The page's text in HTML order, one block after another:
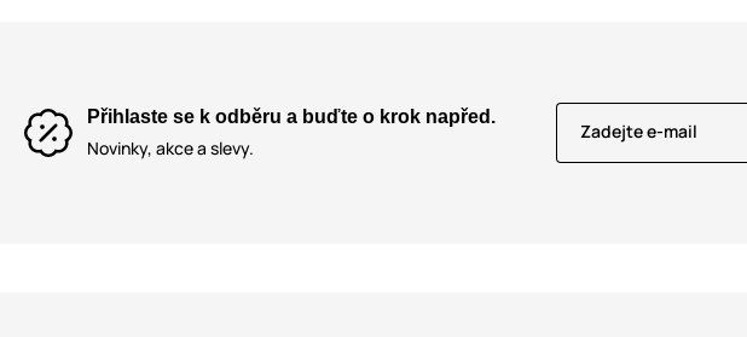
Přihlaste se k odběru a buďte o krok napřed.
Novinky, akce a slevy.
Zadejte e-mail